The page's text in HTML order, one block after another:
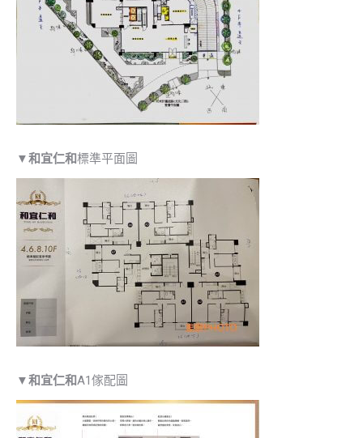
▼和宜仁和標準平面圖
▼和宜仁和A1傢配圖